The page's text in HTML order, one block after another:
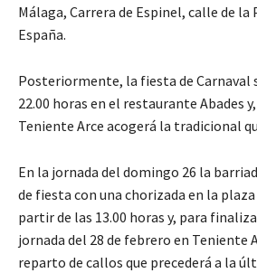
Málaga, Carrera de Espinel, calle de la
España.
Posteriormente, la fiesta de Carnaval
22.00 horas en el restaurante Abades
Teniente Arce acogerá la tradicional
En la jornada del domingo 26 la
de fiesta con una chorizada en la
partir de las 13.00 horas y, para
jornada del 28 de febrero en Teniente
reparto de callos que precederá a la